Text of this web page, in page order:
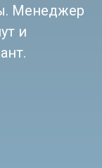
Менеджер
и